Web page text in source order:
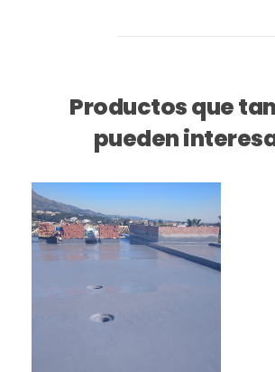
Productos que
pueden